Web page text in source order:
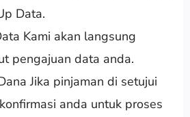
Data.
Kami akan langsung
pengajuan data anda.
Jika pinjaman di setujui
anda untuk proses